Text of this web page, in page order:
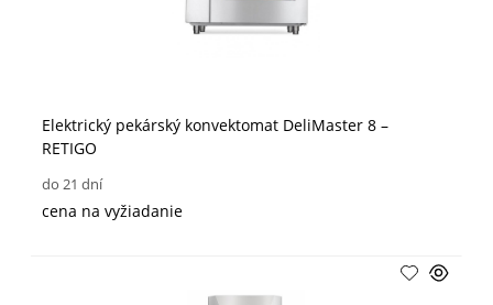
Elektrický pekárský konvektomat DeliMaster 8 –
RETIGO
do 21 dní
cena na vyžiadanie